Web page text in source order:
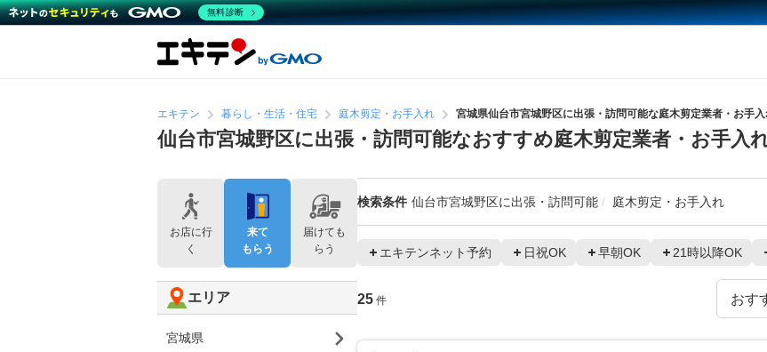
エキテン 暮らし・生活・住宅 庭木剪定・お手入れ 宮城県仙台市宮城野区に出張・訪問可能な庭木剪定業者・お手
仙台市宮城野区に出張・訪問可能なおすすめ庭木剪定業者・お手入
検索条件 仙台市宮城野区に出張・訪問可能 庭木剪定・お手入れ
エキテンネット予約 日祝OK 早朝OK 21時以降OK
25 件
お店に行
く
来て
もらう
届けても
らう
エリア
宮城県
無料診断